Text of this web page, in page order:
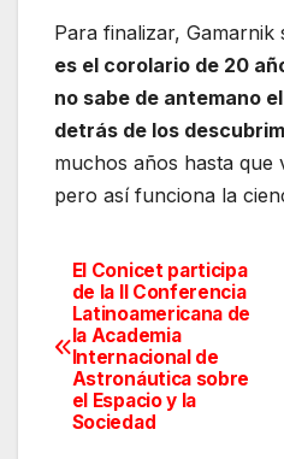
Para finalizar, Gamarnik
es el corolario de 20
no sabe de antemano
detrás de los
muchos años hasta que
pero así funciona la
Navegación
de
entradas
El Conicet participa
de la II Conferencia
Latinoamericana de
la Academia
Internacional de
Astronáutica sobre
el Espacio y la
Sociedad